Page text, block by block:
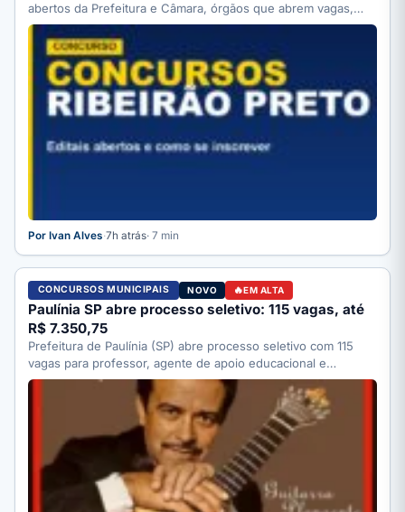
abertos da Prefeitura e Câmara, órgãos que abrem vagas,
como…
Por Ivan Alves·7h atrás· 7 min
CONCURSOS MUNICIPAIS NOVO EM ALTA
Paulínia SP abre processo seletivo: 115 vagas, até
R$ 7.350,75
Prefeitura de Paulínia (SP) abre processo seletivo com 115
vagas para professor, agente de apoio educacional e
motorista;…